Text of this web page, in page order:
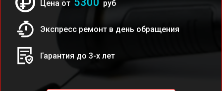
Цена от руб
Экспресс ремонт в день обращения
Гарантия до 3-х лет